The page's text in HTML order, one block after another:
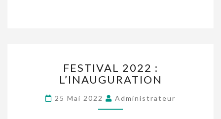
FESTIVAL 2022 :
L’INAUGURATION
25 Mai 2022 Administrateur